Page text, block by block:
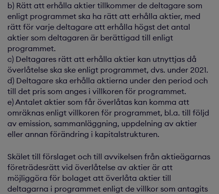
b) Rätt att erhålla aktier tillkommer de deltagare som
enligt programmet ska ha rätt att erhålla aktier, med
rätt för varje deltagare att erhålla högst det antal
aktier som deltagaren är berättigad till enligt
programmet.
c) Deltagares rätt att erhålla aktier kan utnyttjas då
överlåtelse ska ske enligt programmet, dvs. under 2021.
d) Deltagare ska erhålla aktierna under den period och
till det pris som anges i villkoren för programmet.
e) Antalet aktier som får överlåtas kan komma att
omräknas enligt villkoren för programmet, bl.a. till följd
av emission, sammanläggning, uppdelning av aktier
eller annan förändring i kapitalstrukturen.
Skälet till förslaget och till avvikelsen från aktieägarnas
företrädesrätt vid överlåtelse av aktier är att
möjliggöra för bolaget att överlåta aktier till
deltagarna i programmet enligt de villkor som antagits